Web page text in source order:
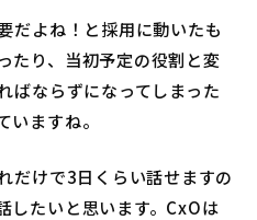
だよね！と採用に動いたも
たり、当初予定の役割と変
ばならずになってしまった
いますね。
だけで3日くらい話せますの
したいと思います。CxOは